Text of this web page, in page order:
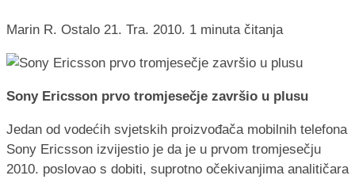
Marin R. Ostalo 21. Tra. 2010. 1 minuta čitanja
Sony Ericsson prvo tromjesečje završio u plusu
Jedan od vodećih svjetskih proizvođača mobilnih telefona
Sony Ericsson izvijestio je da je u prvom tromjesečju
2010. poslovao s dobiti, suprotno očekivanjima analitičara